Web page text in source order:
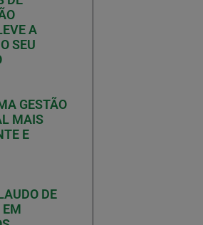
A
SEU
GESTÃO
MAIS
E
DE
EM